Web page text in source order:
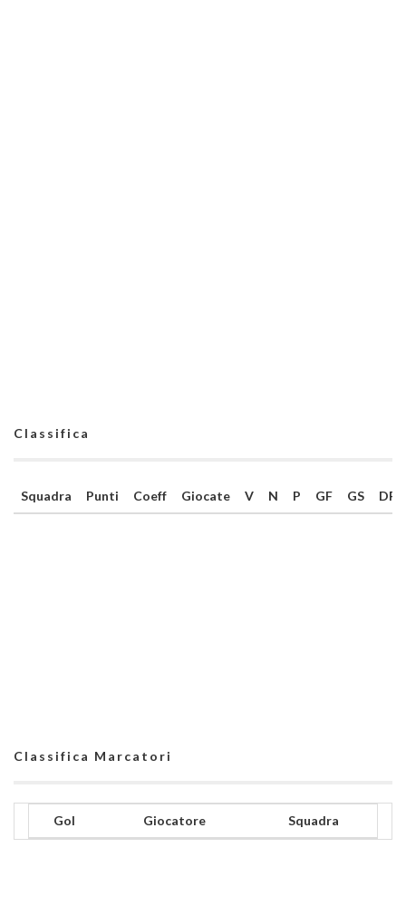
Classifica
Squadra Punti Coeff Giocate V N P GF GS DR
Classifica Marcatori
Gol Giocatore Squadra